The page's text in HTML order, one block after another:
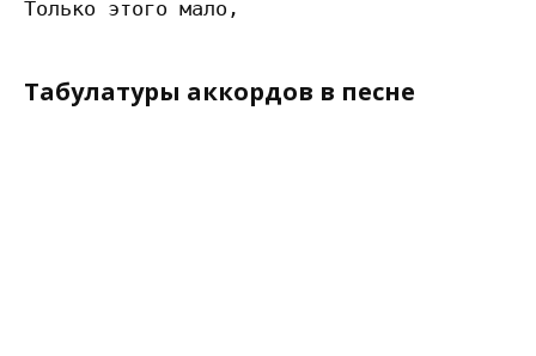
Табулатуры аккордов в песне